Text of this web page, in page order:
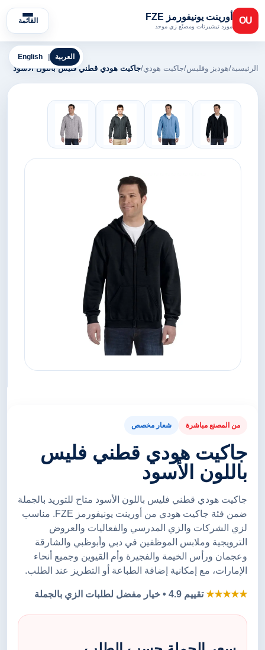
OU أورينت يونيفورمز FZE
مورد تيشيرتات ومصنّع زي موحد
القائمة
English العربية
الرئيسية/هوديز وفليس/جاكيت هودي/جاكيت هودي قطني فليس باللون الأسود
من المصنع مباشرة شعار مخصص
جاكيت هودي قطني فليس
باللون الأسود
جاكيت هودي قطني فليس باللون الأسود متاح للتوريد بالجملة
ضمن فئة جاكيت هودي من أورينت يونيفورمز FZE. مناسب
لزي الشركات والزي المدرسي والفعاليات والعروض
الترويجية وملابس الموظفين في دبي وأبوظبي والشارقة
وعجمان ورأس الخيمة والفجيرة وأم القيوين وجميع أنحاء
الإمارات، مع إمكانية إضافة الطباعة أو التطريز عند الطلب.
★★★★★تقييم 4.9 • خيار مفضل لطلبات الزي بالجملة